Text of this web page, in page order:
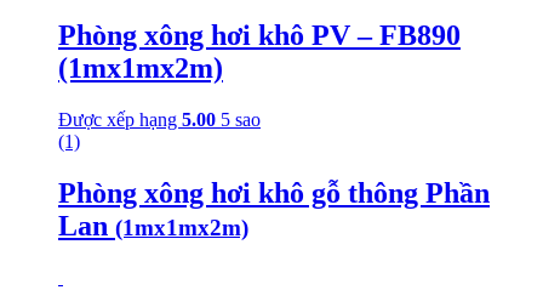
Phòng xông hơi khô PV – FB890
(1mx1mx2m)
Được xếp hạng 5.00 5 sao
(1)
Phòng xông hơi khô gỗ thông Phần
Lan (1mx1mx2m)